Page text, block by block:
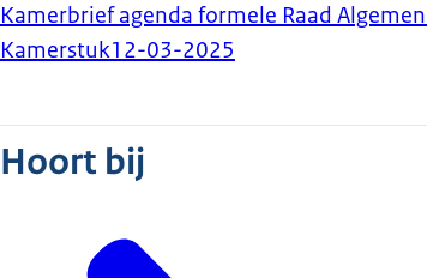
Kamerbrief agenda formele Raad
Kamerstuk12-03-2025
Hoort bij